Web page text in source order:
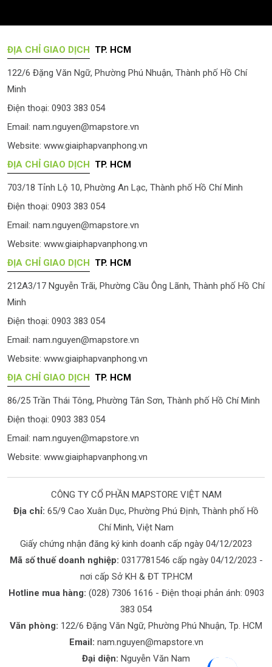
ĐỊA CHỈ GIAO DỊCH TP. HCM
122/6 Đặng Văn Ngữ, Phường Phú Nhuận, Thành phố Hồ Chí
Minh
Điện thoại: 0903 383 054
Email: nam.nguyen@mapstore.vn
Website: www.giaiphapvanphong.vn
ĐỊA CHỈ GIAO DỊCH
TP. HCM
703/18 Tỉnh Lộ 10, Phường An Lạc, Thành phố Hồ Chí Minh
Điện thoại: 0903 383 054
Email: nam.nguyen@mapstore.vn
Website: www.giaiphapvanphong.vn
ĐỊA CHỈ GIAO DỊCH
TP. HCM
212A3/17 Nguyễn Trãi, Phường Cầu Ông Lãnh, Thành phố Hồ Chí
Minh
Điện thoại: 0903 383 054
Email: nam.nguyen@mapstore.vn
Website: www.giaiphapvanphong.vn
ĐỊA CHỈ GIAO DỊCH
TP. HCM
86/25 Trần Thái Tông, Phường Tân Sơn, Thành phố Hồ Chí Minh
Điện thoại: 0903 383 054
Email: nam.nguyen@mapstore.vn
Website: www.giaiphapvanphong.vn
CÔNG TY CỔ PHẦN MAPSTORE VIỆT NAM
Địa chỉ: 65/9 Cao Xuân Dục, Phường Phú Định, Thành phố Hồ
Chí Minh, Việt Nam
Giấy chứng nhận đăng ký kinh doanh cấp ngày 04/12/2023
Mã số thuế doanh nghiệp: 0317781546 cấp ngày 04/12/2023 -
nơi cấp Sở KH & ĐT TP.HCM
Hotline mua hàng: (028) 7306 1616 - Điện thoại phản ánh: 0903
383 054
Văn phòng: 122/6 Đặng Văn Ngữ, Phường Phú Nhuận, Tp. HCM
Email: nam.nguyen@mapstore.vn
Đại diện: Nguyễn Văn Nam